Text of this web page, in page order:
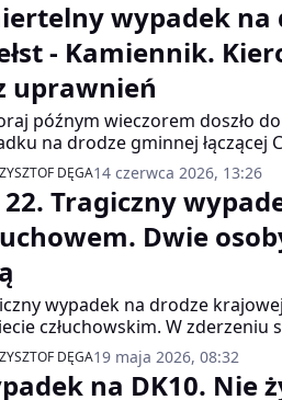
wypadek na
- Kamiennik.
uprawnień
późnym wieczorem doszło
na drodze gminnej łączącej
Jak informuje
w Czarnkowie, zdarzenie miało
23:25 i zakończyło się
DĘGA14 czerwca 2026, 13:26
22. Tragiczny
Dwie
wypadek na drodze
człuchowskim. W zderzeniu
i ciężarowego nie żyją
jest ranna.
DĘGA19 maja 2026, 08:32
na DK10. Nie